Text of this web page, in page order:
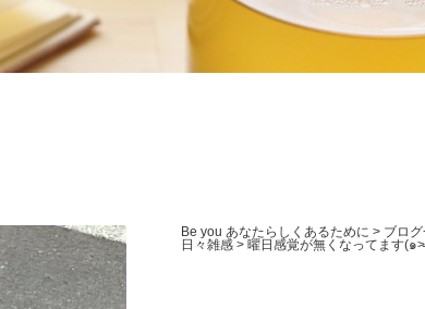
Be you あなたらしくあるために > ブロ
日々雑感 > 曜日感覚が無くなってます(๑